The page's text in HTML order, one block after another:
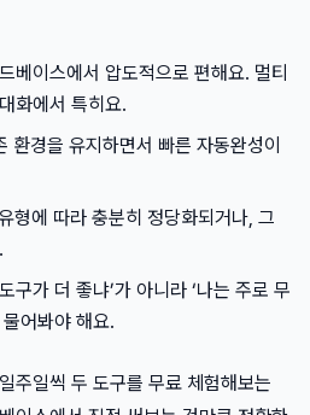
베이스에서 압도적으로 편해요. 멀티
화에서 특히요.
경을 유지하면서 빠른 자동완성이
형에 따라 충분히 정당화되거나, 그
구가 더 좋냐’가 아니라 ‘나는 주로 무
어봐야 해요.
주일씩 두 도구를 무료 체험해보는